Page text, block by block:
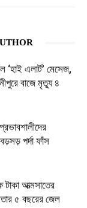
এলার্ট’ মেসেজ,
বাজে মৃত্যু ৪
পর্দা ফাঁস
আত্মসাতের
৫ বছরের জেল